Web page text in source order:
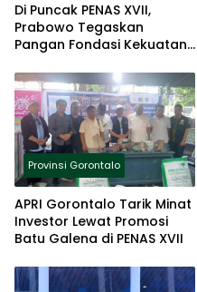
Di Puncak PENAS XVII,
Prabowo Tegaskan
Pangan Fondasi Kekuatan
Provinsi Gorontalo
APRI Gorontalo Tarik Minat
Investor Lewat Promosi
Batu Galena di PENAS XVII